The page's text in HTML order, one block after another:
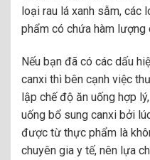
loại rau lá xanh sẫm, các
phẩm có chứa hàm lượng
Nếu bạn đã có các dấu
canxi thì bên cạnh việc
lập chế độ ăn uống hợp
uống bổ sung canxi bởi
được từ thực phẩm là
chuyên gia y tế, nên lựa